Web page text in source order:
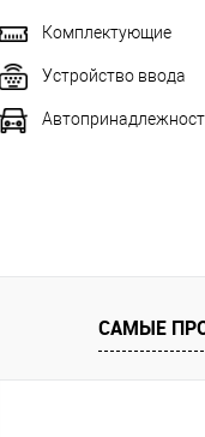
Комплектующие
Устройство ввода
САМЫЕ